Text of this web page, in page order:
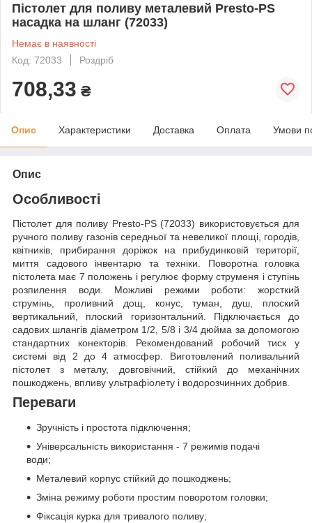
Пістолет для поливу металевий Presto-PS
насадка на шланг (72033)
Немає в наявності
Код: 72033
Роздріб
708,33 ₴
Опис Характеристики Доставка Оплата Умови
Опис
Особливості
Пістолет для поливу Presto-PS (72033) використовується для
ручного поливу газонів середньої та невеликої площі, городів,
квітників, прибирання доріжок на прибудинковій території,
миття садового інвентарю та техніки. Поворотна головка
пістолета має 7 положень і регулює форму струменя і ступінь
розпилення води. Можливі режими роботи: жорсткий
струмінь, проливний дощ, конус, туман, душ, плоский
вертикальний, плоский горизонтальний. Підключається до
садових шлангів діаметром 1/2, 5/8 і 3/4 дюйма за допомогою
стандартних конекторів. Рекомендований робочий тиск у
системі від 2 до 4 атмосфер. Виготовлений поливальний
пістолет з металу, довговічний, стійкий до механічних
пошкоджень, впливу ультрафіолету і водорозчинних добрив.
Переваги
Зручність і простота підключення;
Універсальність використання - 7 режимів подачі
води;
Металевий корпус стійкий до пошкоджень;
Зміна режиму роботи простим поворотом головки;
Фіксація курка для тривалого поливу;